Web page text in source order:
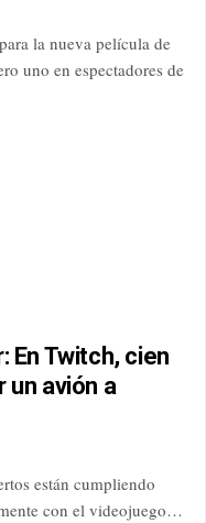
la nueva película de
uno en espectadores de
En Twitch, cien
un avión a
están cumpliendo
con el videojuego…